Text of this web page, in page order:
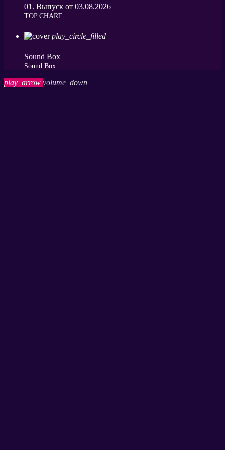
01. Выпуск от 03.08.2026
ТОP CHART
play_circle_filled
Sound Box
Sound Box
play_arrow volume_down